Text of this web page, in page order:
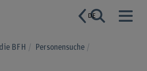
DE
BFH Personensuche